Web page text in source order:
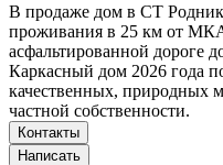
В продаже дом в СТ Родник
проживания в 25 км от
асфальтированной дороге
Каркасный дом 2026 года
качественных, природных
частной собственности.
Контакты
Написать